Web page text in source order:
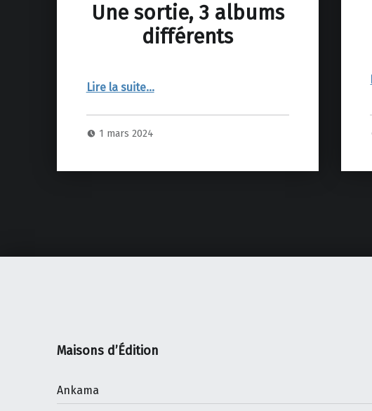
Une sortie, 3 albums
différents
Lire la suite…
1 mars 2024
Maisons d’Édition
Ankama